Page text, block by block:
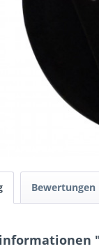
Bewertungen